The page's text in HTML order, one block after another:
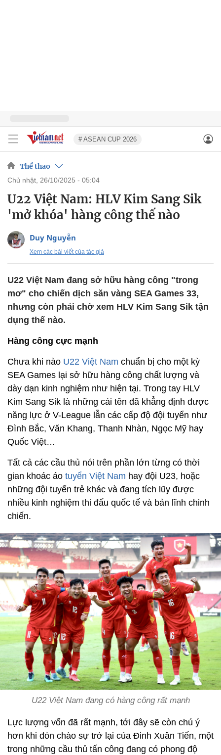
# ASEAN CUP 2026
Thể thao
chủ nhật, 26/10/2025 - 05:04
U22 Việt Nam: HLV Kim Sang Sik
'mở khóa' hàng công thế nào
Duy Nguyễn
Xem các bài viết của tác giả
U22 Việt Nam đang sở hữu hàng công "trong
mơ" cho chiến dịch săn vàng SEA Games 33,
nhưng còn phải chờ xem HLV Kim Sang Sik tận
dụng thế nào.
Hàng công cực mạnh
Chưa khi nào U22 Việt Nam chuẩn bị cho một kỳ
SEA Games lại sở hữu hàng công chất lượng và
dày dạn kinh nghiệm như hiện tại. Trong tay HLV
Kim Sang Sik là những cái tên đã khẳng định được
năng lực ở V-League lẫn các cấp độ đội tuyển như
Đình Bắc, Văn Khang, Thanh Nhàn, Ngọc Mỹ hay
Quốc Việt…
Tất cả các cầu thủ nói trên phần lớn từng có thời
gian khoác áo tuyển Việt Nam hay đội U23, hoặc
những đội tuyển trẻ khác và đang tích lũy được
nhiều kinh nghiệm thi đấu quốc tế và bản lĩnh chinh
chiến.
U22 Việt Nam đang có hàng công rất mạnh
Lực lượng vốn đã rất mạnh, tới đây sẽ còn chú ý
hơn khi đón chào sự trở lại của Đinh Xuân Tiến, một
trong những cầu thủ tấn công đang có phong độ